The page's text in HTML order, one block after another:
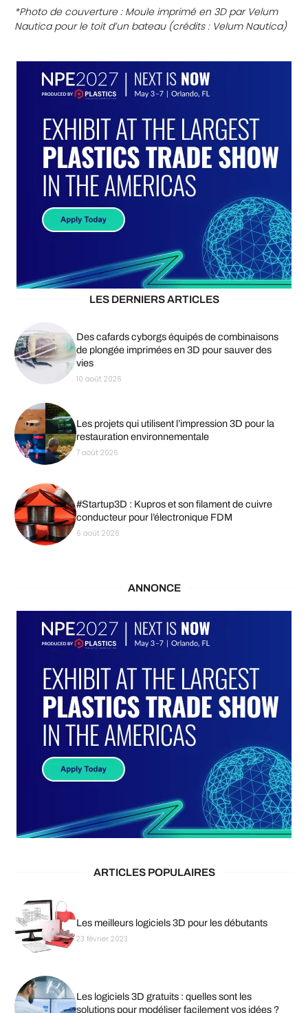
*Photo de couverture : Moule imprimé en 3D par Velum
Nautica pour le toit d’un bateau (crédits : Velum Nautica)
LES DERNIERS ARTICLES
Des cafards cyborgs équipés de combinaisons
de plongée imprimées en 3D pour sauver des
vies
10 août 2026
Les projets qui utilisent l’impression 3D pour la
restauration environnementale
7 août 2026
#Startup3D : Kupros et son filament de cuivre
conducteur pour l’électronique FDM
6 août 2026
ANNONCE
ARTICLES POPULAIRES
Les meilleurs logiciels 3D pour les débutants
23 février 2023
Les logiciels 3D gratuits : quelles sont les
solutions pour modéliser facilement vos idées ?